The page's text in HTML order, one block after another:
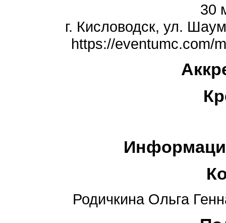
30
г. Кисловодск, ул.
https://eventumc.com/
Родичкина Ольга